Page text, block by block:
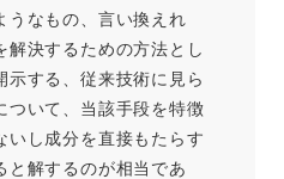
うなもの、言い換えれ
解決するための方法とし
示する、従来技術に見ら
ついて、当該手段を特徴
いし成分を直接もたらす
と解するのが相当であ